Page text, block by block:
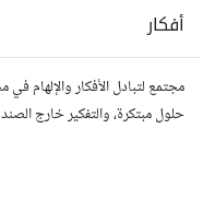
أفكار
مجتمع لتبادل الأفكار والإلهام
حلول مبتكرة، والتفكير خارج